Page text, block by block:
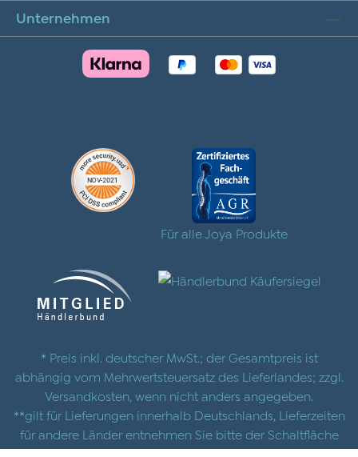
Unternehmen
Für alle Joya Produkte
* Preis inkl. deutscher MwSt.; der Gesamtpreis ist
abhängig vom Mehrwertsteuersatz des Lieferlandes; zzgl.
Versandkosten , wenn nicht anders angegeben.
**gilt für Lieferungen innerhalb Deutschlands, Lieferzeiten
für andere Länder entnehmen Sie bitte der Schaltfläche
mit denVersandinformationen